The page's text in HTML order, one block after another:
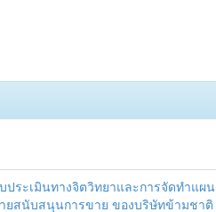
ระเมินทางจิตวิทยาและการจัดทำแผน
ยสนับสนุนการขาย ของบริษัทข้ามชาติ